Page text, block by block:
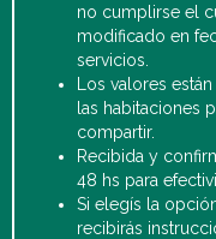
no cumplirse el
modificado en
servicios.
Los valores
las habitaciones
compartir.
Recibida y
48 hs para
Si elegís la
recibirás